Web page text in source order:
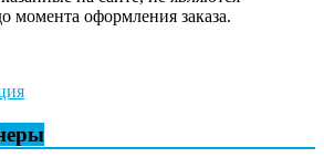
момента оформления заказа.